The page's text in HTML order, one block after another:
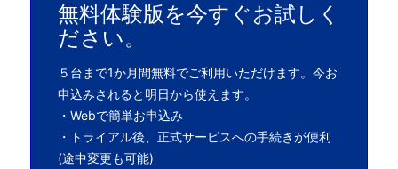
無料体験版を今すぐお試しく
ださい。
５台まで1か月間無料でご利用いただけます。今お
申込みされると明日から使えます。
・Webで簡単お申込み
・トライアル後、正式サービスへの手続きが便利
(途中変更も可能)